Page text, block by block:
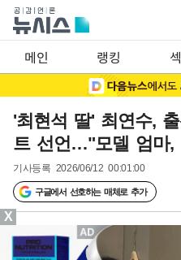
메인 랭킹
'최현석 딸' 최연수,
트 선언…"모델 엄마,
기사등록 2026/06/12 00:01:00
구글에서 선호하는 매체로 추가
X